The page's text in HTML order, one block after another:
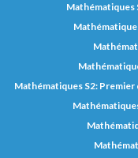
Mathématiques
Mathématiques S2: Premier